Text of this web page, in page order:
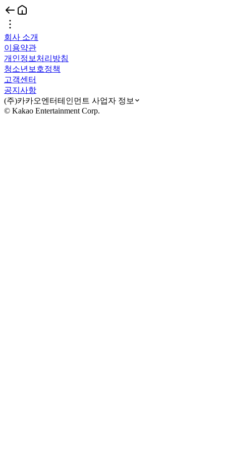
회사 소개
이용약관
개인정보처리방침
청소년보호정책
고객센터
공지사항
(주)카카오엔터테인먼트 사업자 정보
© Kakao Entertainment Corp.